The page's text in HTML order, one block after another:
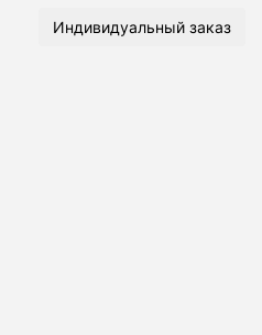
Индивидуальный заказ